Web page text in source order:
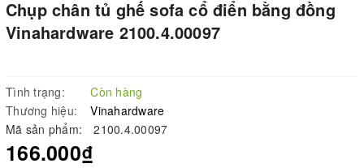
Chụp chân tủ ghế sofa cổ điển bằng đồng
Vinahardware 2100.4.00097
Tình trạng:
Còn hàng
Thương hiệu:
Vinahardware
Mã sản phẩm:
2100.4.00097
166.000₫